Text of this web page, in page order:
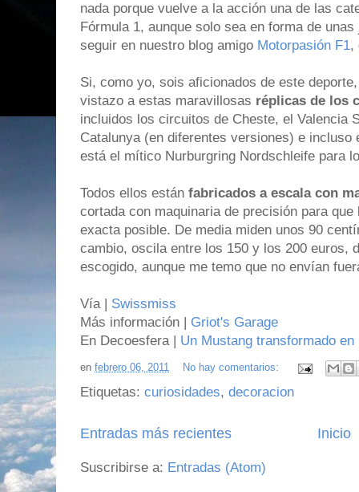
nada porque vuelve a la acción una de las
Fórmula 1, aunque solo sea en forma de
seguir en nuestro blog amigo Motorpasión F1,
Si, como yo, sois aficionados de este
vistazo a estas maravillosas réplicas de los
incluidos los circuitos de Cheste, el Valencia
Catalunya (en diferentes versiones) e incluso
está el mítico Nurburgring Nordschleife para
Todos ellos están fabricados a escala con
cortada con maquinaria de precisión para
exacta posible. De media miden unos 90
cambio, oscila entre los 150 y los 200 euros,
escogido, aunque me temo que no envían
Vía | Swissmiss
Más información | Griot's Garage
En Decoesfera | Un Mustang transformado
en febrero 06, 2011 No hay comentarios:
Etiquetas: curiosidades, decoracion
Entradas más recientes Inicio
Suscribirse a: Entradas (Atom)